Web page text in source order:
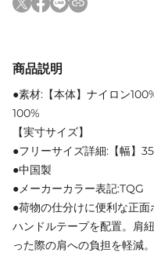
商品説明
●素材:【本体】ナイロン
100%
【実寸サイズ】
●フリーサイズ詳細:【幅】
●中国製
●メーカーカラー表記:TQG
●荷物の仕分けに便利な正
ハンドルテープを配置。肩
った際の肩への負担を軽減。